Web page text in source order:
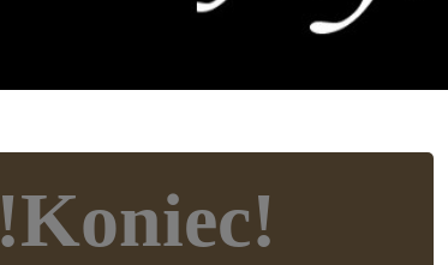
!Koniec!